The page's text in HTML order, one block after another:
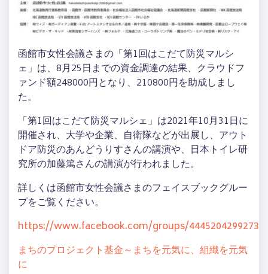
函館市女性会議さまの「第1回はこだて防災マルシ
ェ」は、8月25日までの資金調達の結果、クラウドフ
ァンド額248000円となり、210800円を助成しまし
た。
「第1回はこだて防災マルシェ」は2021年10月31日に
開催され、大学や企業、自衛隊などが出展し、アウト
ドア防災のあんどうりすさんの講演や、日本トイレ研
究所の加藤篤さんの講演が行われました。
詳しくは函館市女性会議さまのフェイスブックグルー
プをご覧ください。
https://www.facebook.com/groups/
まちのプロジェクト基金～まちを元気に、組織を元気
に